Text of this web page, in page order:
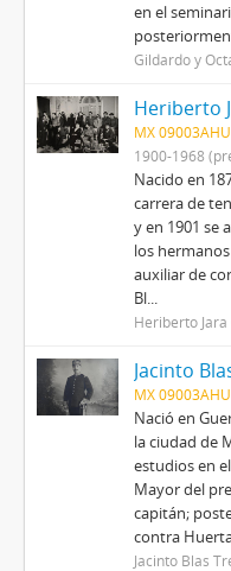
en el
Gildardo y
Heriberto
MX
1900-1968
Nacido en
carrera de
y en 1901 se
los
auxiliar de
Bl...
Heriberto Jara
Jacinto
MX
Nació en
la ciudad de
estudios en
Mayor del
capitán;
contra
Jacinto Blas